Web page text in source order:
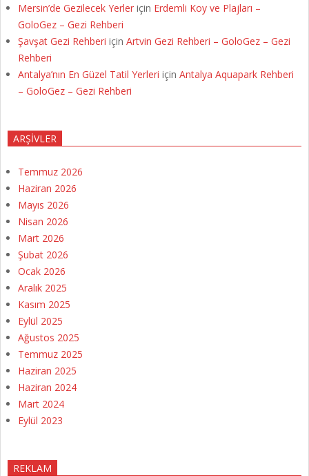
Mersin’de Gezilecek Yerler için Erdemli Koy ve Plajları –
GoloGez – Gezi Rehberi
Şavşat Gezi Rehberi için Artvin Gezi Rehberi – GoloGez – Gezi
Rehberi
Antalya’nın En Güzel Tatil Yerleri için Antalya Aquapark Rehberi
– GoloGez – Gezi Rehberi
ARŞIVLER
Temmuz 2026
Haziran 2026
Mayıs 2026
Nisan 2026
Mart 2026
Şubat 2026
Ocak 2026
Aralık 2025
Kasım 2025
Eylül 2025
Ağustos 2025
Temmuz 2025
Haziran 2025
Haziran 2024
Mart 2024
Eylül 2023
REKLAM